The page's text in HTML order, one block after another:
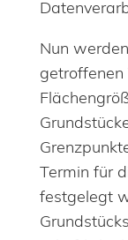
Nun
getroffenen
Termin für
festgelegt